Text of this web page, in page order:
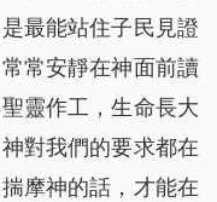
最能站住子民見證
常安靜在神面前讀
靈作工，生命長大
對我們的要求都在
摩神的話，才能在